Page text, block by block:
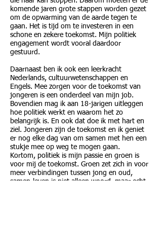
komende jaren grote stappen worden gezet
om de opwarming van de aarde tegen te
gaan. Het is tijd om te investeren in een
schone en zekere toekomst. Mijn politiek
engagement wordt vooral daardoor
gestuurd.
Daarnaast ben ik ook een leerkracht
Nederlands, cultuurwetenschappen en
Engels. Mee zorgen voor de toekomst van
jongeren is een onderdeel van mijn job.
Bovendien mag ik aan 18-jarigen uitleggen
hoe politiek werkt en waarom het zo
belangrijk is. En ook dat doe ik met hart en
ziel. Jongeren zijn de toekomst en ik geniet
er nog elke dag van om samen met hen een
stukje mee op weg te mogen gaan.
Kortom, politiek is mijn passie en groen is
voor mij de toekomst. Groen zet zich in voor
meer verbindingen tussen jong en oud,
samen-leven is niet alleen woord, maar echt